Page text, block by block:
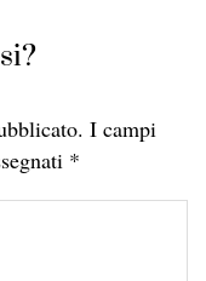
I campi
*